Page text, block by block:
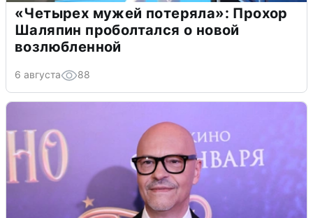
«Четырех мужей потеряла»: Прохор
Шаляпин проболтался о новой
возлюбленной
6 августа 88